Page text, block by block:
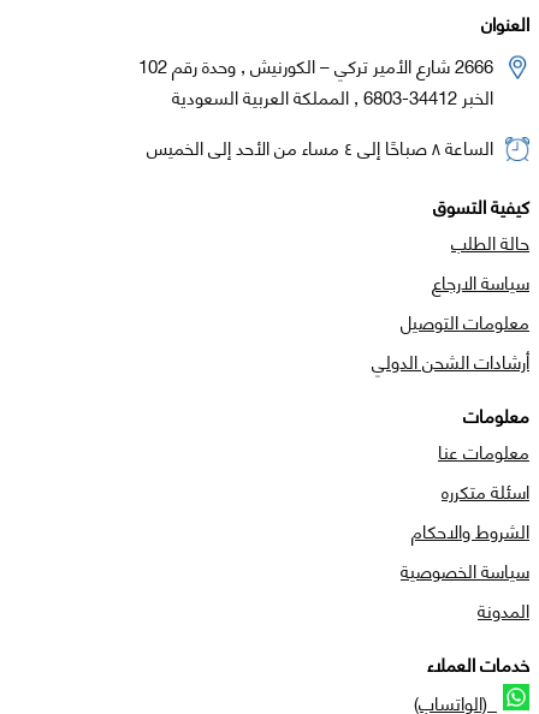
العنوان
2666 شارع الأمير تركي – الكورنيش , وحدة رقم 102
الخبر 34412-6803 , المملكة العربية السعودية
الساعة ٨ صباحًا إلى ٤ مساء من الأحد إلى الخميس
كيفية التسوق
حالة الطلب
سياسة الارجاع
معلومات التوصيل
أرشادات الشحن الدولي
معلومات
معلومات عنا
اسئلة متكرره
الشروط والاحكام
سياسة الخصوصية
المدونة
خدمات العملاء
(الواتساب)